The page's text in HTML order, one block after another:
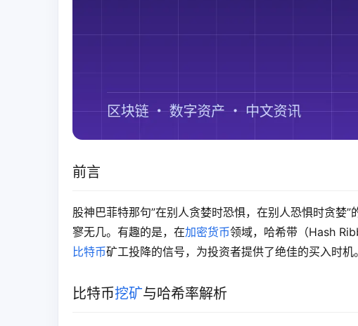
前言
股神巴菲特那句”在别人贪婪时恐惧，在别人恐惧时贪婪
寥无几。有趣的是，在加密货币领域，哈希带（Hash
比特币矿工投降的信号，为投资者提供了绝佳的买入时
比特币挖矿与哈希率解析